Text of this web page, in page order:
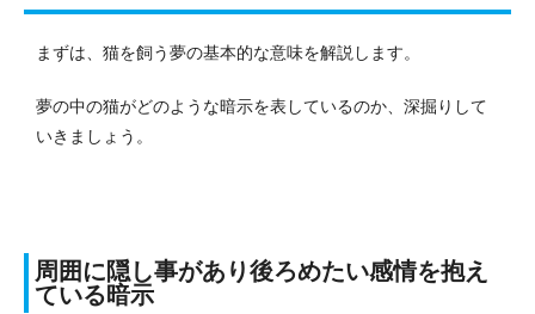
まずは、猫を飼う夢の基本的な意味を解説します。
夢の中の猫がどのような暗示を表しているのか、深掘りして
いきましょう。
周囲に隠し事があり後ろめたい感情を抱え
ている暗示